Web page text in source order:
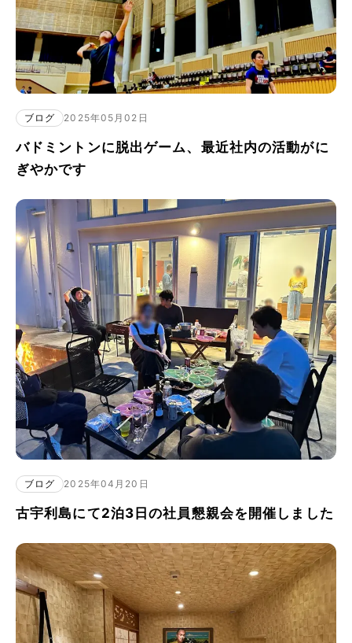
ブログ 2025年05月02日
バドミントンに脱出ゲーム、最近社内の活動がに
ぎやかです
ブログ 2025年04月20日
古宇利島にて2泊3日の社員懇親会を開催しました